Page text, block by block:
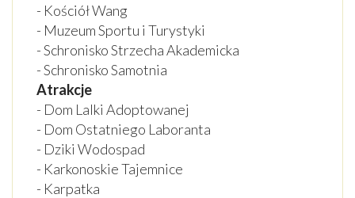
- Kościół Wang
- Muzeum Sportu i Turystyki
- Schronisko Strzecha Akademicka
- Schronisko Samotnia
Atrakcje
- Dom Lalki Adoptowanej
- Dom Ostatniego Laboranta
- Dziki Wodospad
- Karkonoskie Tajemnice
- Karpatka